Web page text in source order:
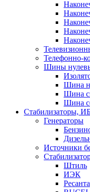
Телефонно-
Шины
Шина
Шина
Шина
Стабилизаторы,
Генераторы
Источники
Штиль
ИЭК
Ресанта